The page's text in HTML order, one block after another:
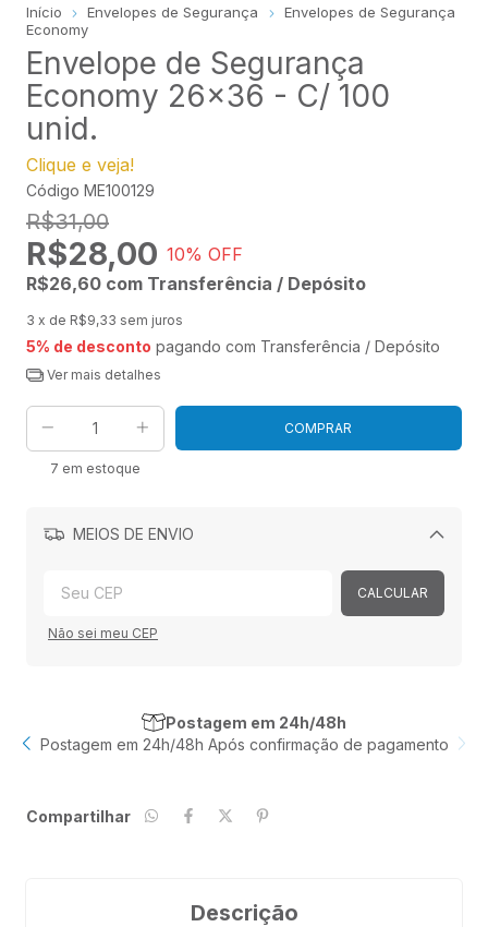
Início Envelopes de Segurança
Envelopes de Segurança
Economy
Envelope de Segurança
Economy 26x36 - C/ 100
unid.
Clique e veja!
Código ME100129
R$31,00
R$28,00 10% OFF
R$26,60 com Transferência / Depósito
3 x de R$9,33 sem juros
5% de desconto pagando com Transferência / Depósito
Ver mais detalhes
7 em estoque
MEIOS DE ENVIO
Alterar CEP
CALCULAR
Não sei meu CEP
Postagem em 24h/48h
Postagem em 24h/48h Após confirmação de pagamento
Compartilhar
Descrição